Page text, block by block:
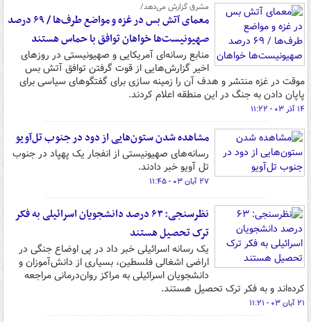
مشرق گزارش می‌دهد/
معمای آتش بس در غزه و مواضع طرف‌ها / ۶۹ درصد
صهیونیست‌ها خواهان توافق با حماس هستند
منابع رسانه‌ای آمریکایی و صهیونیستی در روزهای
اخیر گزارش‌هایی از قوت گرفتن توافق آتش بس
موقت در غزه منتشر و هدف آن را زمینه سازی برای گفتگوهای سیاسی برای
پاپان دادن به جنگ در این منطقه اعلام کردند.
۱۴ آذر ۰۳ - ۱۱:۲۲
مشاهده شدن ستون‌هایی از دود در جنوب تل‌آویو
رسانه‌های صهیونیستی از انفجار یک پهپاد در جنوب
تل آویو خبر دادند.
۲۷ آبان ۰۳ - ۱۱:۴۵
نظرسنجی: ۶۳ درصد دانشجویان اسرائیلی به فکر
ترک تحصیل هستند
یک رسانه اسرائیلی خبر داد در پی اوضاع جنگی در
اراضی اشغالی فلسطین، بسیاری از دانش‌آموزان و
دانشجویان اسرائیلی به مراکز روان‌درمانی مراجعه
کرده‌اند و به فکر ترک تحصیل هستند.
۲۱ آبان ۰۳ - ۱۱:۲۱